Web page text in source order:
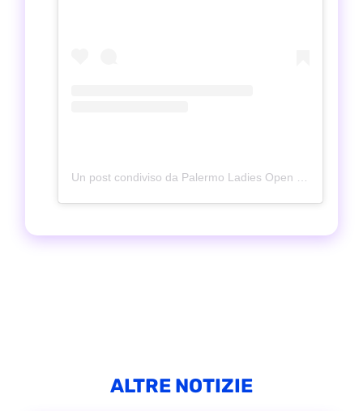
ALTRE NOTIZIE